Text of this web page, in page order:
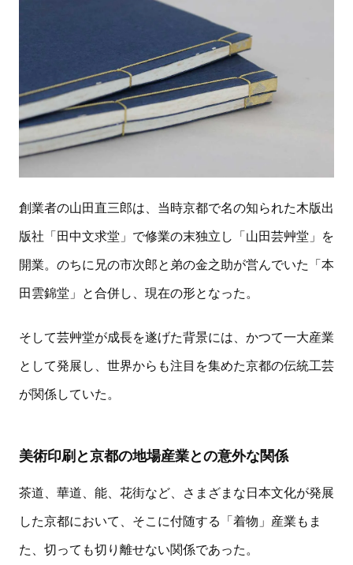
創業者の山田直三郎は、当時京都で名の知られた木版出
版社「田中文求堂」で修業の末独立し「山田芸艸堂」を
開業。のちに兄の市次郎と弟の金之助が営んでいた「本
田雲錦堂」と合併し、現在の形となった。
そして芸艸堂が成長を遂げた背景には、かつて一大産業
として発展し、世界からも注目を集めた京都の伝統工芸
が関係していた。
美術印刷と京都の地場産業との意外な関係
茶道、華道、能、花街など、さまざまな日本文化が発展
した京都において、そこに付随する「着物」産業もま
た、切っても切り離せない関係であった。